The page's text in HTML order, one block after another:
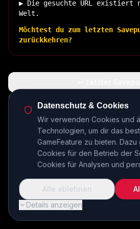
▶ Die gesuchte URL
Welt.
Möchtest du zum letzten
zurückkehren?
🏠 Zurück zur
INSERT COIN TO
Datenschutz & Cookies
Wir verwenden Cookies und
Technologien, um dir das
GameFeature zu bieten.
Cookies für den Betrieb der
Cookies für Analysen und
Details anzeigen
Alle ablehnen